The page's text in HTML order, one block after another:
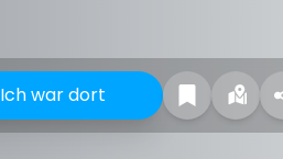
Ich war dort